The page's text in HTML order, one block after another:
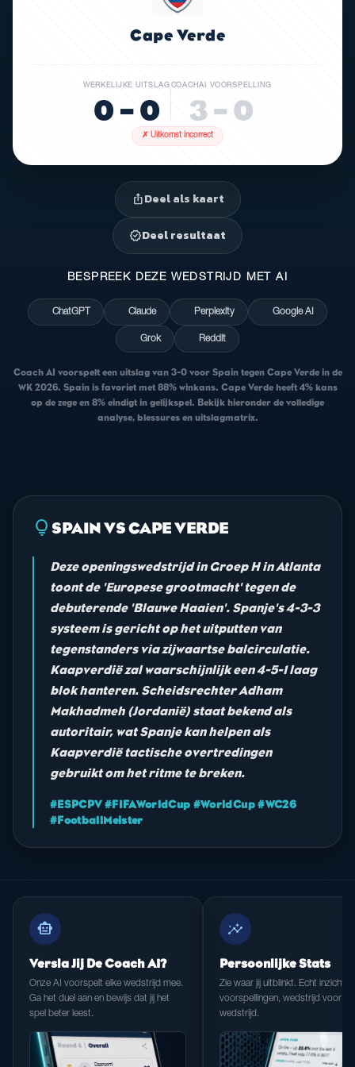
Cape Verde
WERKELIJKE UITSLAG
0 – 0
COACHAI VOORSPELLING
3 – 0
✗ Uitkomst incorrect
ios_shareDeel als kaart
verifiedDeel resultaat
BESPREEK DEZE WEDSTRIJD MET AI
ChatGPT Claude Perplexity Google AI
Grok Reddit
Coach AI voorspelt een uitslag van 3-0 voor Spain tegen Cape Verde in de
WK 2026. Spain is favoriet met 88% winkans. Cape Verde heeft 4% kans
op de zege en 8% eindigt in gelijkspel. Bekijk hieronder de volledige
analyse, blessures en uitslagmatrix.
lightbulb SPAIN VS CAPE VERDE
Deze openingswedstrijd in Groep H in Atlanta
toont de 'Europese grootmacht' tegen de
debuterende 'Blauwe Haaien'. Spanje's 4-3-3
systeem is gericht op het uitputten van
tegenstanders via zijwaartse balcirculatie.
Kaapverdië zal waarschijnlijk een 4-5-1 laag
blok hanteren. Scheidsrechter Adham
Makhadmeh (Jordanië) staat bekend als
autoritair, wat Spanje kan helpen als
Kaapverdië tactische overtredingen
gebruikt om het ritme te breken.
#ESPCPV #FIFAWorldCup #WorldCup #WC26
#FootballMeister
smart_toy
Versla Jij De Coach AI?
Onze AI voorspelt elke wedstrijd mee.
Ga het duel aan en bewijs dat jij het
spel beter leest.
insights
Persoonlijke Stats
Zie waar jij uitblinkt. Echt inzicht in
voorspellingen, wedstrijd voor
wedstrijd.